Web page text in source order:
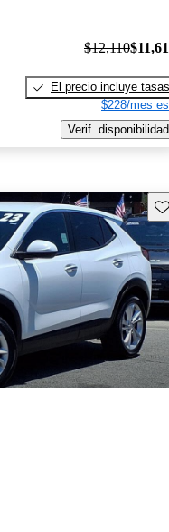
$12,110
El precio incluye tasas
$228/mes
Verif. disponibilidad